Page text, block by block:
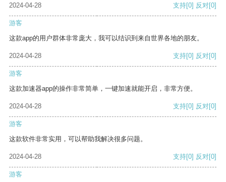
2024-04-28 支持[0] 反对[0]
游客
这款app的用户群体非常庞大，我可以结识到来自世界各地的朋友。
2024-04-28 支持[0] 反对[0]
游客
这款加速器app的操作非常简单，一键加速就能开启，非常方便。
2024-04-28 支持[0] 反对[0]
游客
这款软件非常实用，可以帮助我解决很多问题。
2024-04-28 支持[0] 反对[0]
游客